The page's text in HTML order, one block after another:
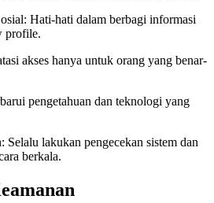
Hati-hati dalam berbagi informasi
profile.
akses hanya untuk orang yang benar-
pengetahuan dan teknologi yang
lakukan pengecekan sistem dan
berkala.